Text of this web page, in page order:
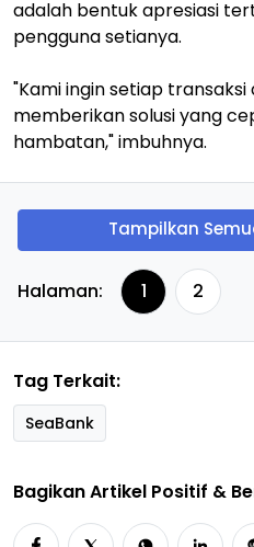
adalah bentuk apresiasi
pengguna setianya.
"Kami ingin setiap transaksi
memberikan solusi yang
hambatan," imbuhnya.
Tampilkan
Halaman: 1 2
Tag Terkait:
SeaBank
Bagikan Artikel Positif &